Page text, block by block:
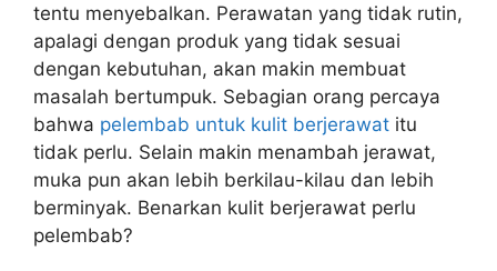
tentu menyebalkan. Perawatan yang tidak rutin,
apalagi dengan produk yang tidak sesuai
dengan kebutuhan, akan makin membuat
masalah bertumpuk. Sebagian orang percaya
bahwa pelembab untuk kulit berjerawat itu
tidak perlu. Selain makin menambah jerawat,
muka pun akan lebih berkilau-kilau dan lebih
berminyak. Benarkan kulit berjerawat perlu
pelembab?